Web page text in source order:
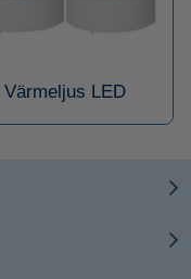
Värmeljus LED